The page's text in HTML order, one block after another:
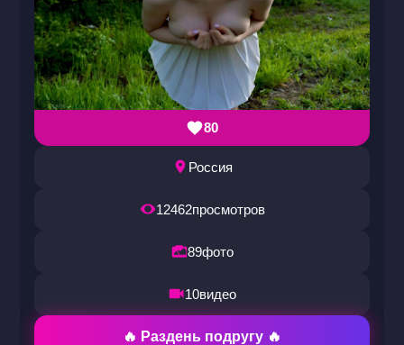
80
Россия
12462просмотров
89фото
10видео
🔥 Раздень подругу 🔥